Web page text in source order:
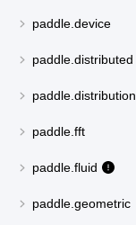
paddle.device
paddle.distributed
paddle.distribution
paddle.fft
paddle.fluid
paddle.geometric